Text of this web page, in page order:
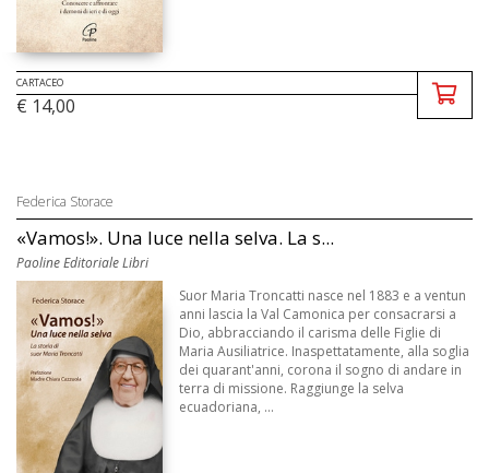
CARTACEO
€ 14,00
Federica Storace
«Vamos!». Una luce nella selva. La s...
Paoline Editoriale Libri
Suor Maria Troncatti nasce nel 1883 e a ventun
anni lascia la Val Camonica per consacrarsi a
Dio, abbracciando il carisma delle Figlie di
Maria Ausiliatrice. Inaspettatamente, alla soglia
dei quarant'anni, corona il sogno di andare in
terra di missione. Raggiunge la selva
ecuadoriana, ...